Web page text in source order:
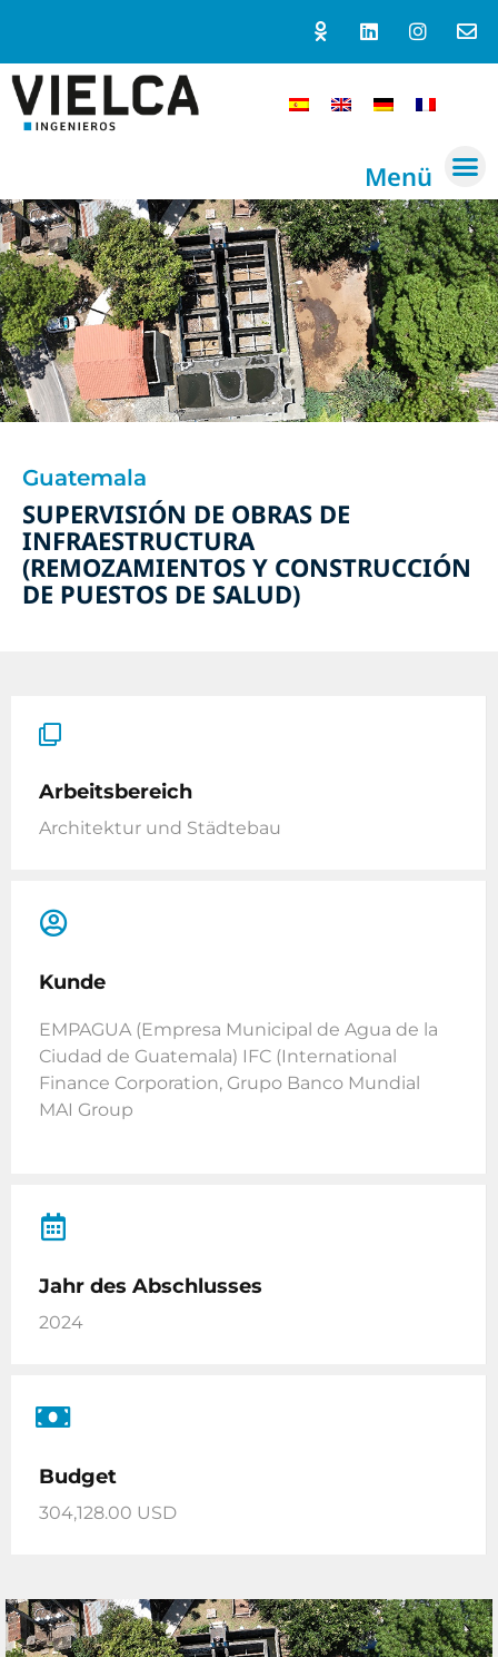
Menü
Guatemala
SUPERVISIÓN DE OBRAS DE
INFRAESTRUCTURA
(REMOZAMIENTOS Y CONSTRUCCIÓN
DE PUESTOS DE SALUD)
Arbeitsbereich
Architektur und Städtebau
Kunde
EMPAGUA (Empresa Municipal de Agua de la
Ciudad de Guatemala) IFC (International
Finance Corporation, Grupo Banco Mundial
MAI Group
Jahr des Abschlusses
2024
Budget
304,128.00 USD